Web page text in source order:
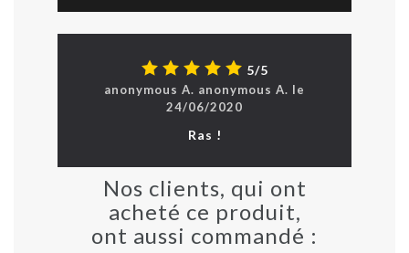
5/5
anonymous A. anonymous A. le
24/06/2020
Ras !
Nos clients, qui ont
acheté ce produit,
ont aussi commandé :